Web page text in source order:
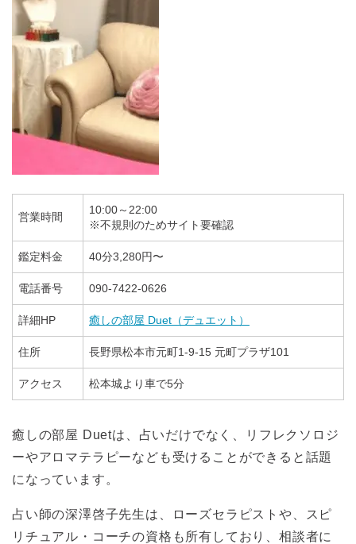
営業時間
10:00～22:00
※不規則のためサイト要確認
鑑定料金 40分3,280円〜
電話番号 090-7422-0626
詳細HP 癒しの部屋 Duet（デュエット）
住所 長野県松本市元町1-9-15 元町プラザ101
アクセス 松本城より車で5分
癒しの部屋 Duetは、占いだけでなく、リフレクソロジ
ーやアロマテラピーなども受けることができると話題
になっています。
占い師の深澤啓子先生は、ローズセラピストや、スピ
リチュアル・コーチの資格も所有しており、相談者に